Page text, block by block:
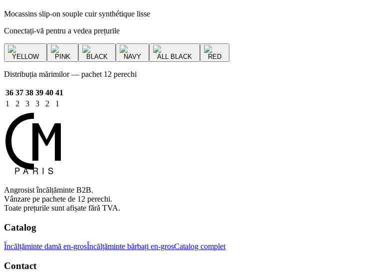
Mocassins slip-on souple cuir synthétique lisse
Conectați-vă pentru a vedea prețurile
YELLOW PINK BLACK NAVY ALL BLACK RED
Distribuția mărimilor — pachet 12 perechi
36 37 38 39 40 41
1
2 3 3 2 1
Angrosist încălțăminte B2B.
Vânzare pe pachete de 12 perechi.
Toate prețurile sunt afișate fără TVA.
Catalog
Încălțăminte damă en-grosÎncălțăminte bărbați en-grosCatalog complet
Contact